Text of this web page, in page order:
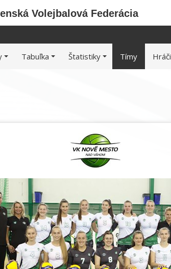
Volejbalová Federácia
Tabuľka Štatistiky Tímy Hráči